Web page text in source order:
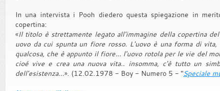
In una intervista i Pooh diedero questa spiegazione in
copertina:
«Il titolo è strettamente legato all'immagine della copertina
uovo da cui spunta un fiore rosso. L'uovo è una forma di
qualcosa, che è appunto il fiore... l'uovo rotola per le vie del
cioé vive e crea una nuova vita.. insomma, c'è tutto un
dell'esistenza...». (12.02.1978 - Boy - Numero 5 - "Speciale